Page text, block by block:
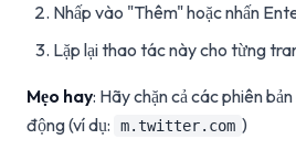
Nhấp vào "Thêm" hoặc nhấn
Lặp lại thao tác này cho từng
Mẹo hay: Hãy chặn cả các phiên
động (ví dụ:
m.twitter.com )